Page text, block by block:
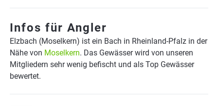
Infos für Angler
Elzbach (Moselkern) ist ein Bach in Rheinland-Pfalz in der
Nähe von Moselkern. Das Gewässer wird von unseren
Mitgliedern sehr wenig befischt und als Top Gewässer
bewertet.